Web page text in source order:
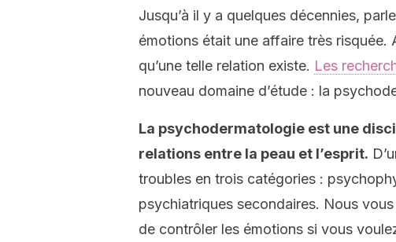
Jusqu’à il y a quelques décennies,
émotions était une affaire très risquée.
qu’une telle relation existe. Les
nouveau domaine d’étude : la
La psychodermatologie est une
relations entre la peau et l’esprit.
troubles en trois catégories :
psychiatriques secondaires. Nous
de contrôler les émotions si vous